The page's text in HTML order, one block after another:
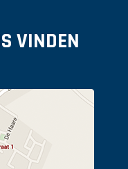
VINDEN